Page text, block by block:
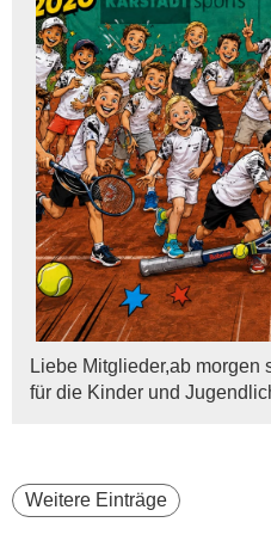
Liebe Mitglieder,ab morgen
für die Kinder und
Weitere Einträge